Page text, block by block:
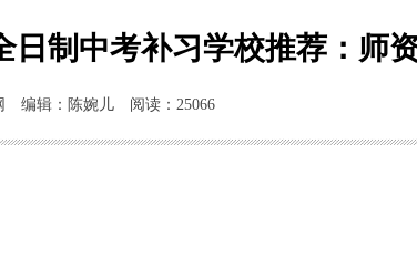
日制中考补习学校推荐：师
编辑：陈婉儿 阅读：25066